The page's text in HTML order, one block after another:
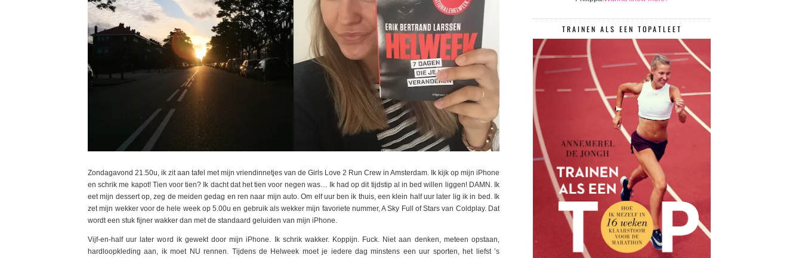
Zondagavond 21.50u, ik zit aan tafel met mijn vriendinnetjes van de Girls Love 2 Run Crew in Amsterdam. Ik kijk op mijn iPhone
en schrik me kapot! Tien voor tien? Ik dacht dat het tien voor negen was… Ik had op dit tijdstip al in bed willen liggen! DAMN. Ik
eet mijn dessert op, zeg de meiden gedag en ren naar mijn auto. Om elf uur ben ik thuis, een klein half uur later lig ik in bed. Ik
zet mijn wekker voor de hele week op 5.00u en gebruik als wekker mijn favoriete nummer, A Sky Full of Stars van Coldplay. Dat
wordt een stuk fijner wakker dan met de standaard geluiden van mijn iPhone.
Vijf-en-half uur later word ik gewekt door mijn iPhone. Ik schrik wakker. Koppijn. Fuck. Niet aan denken, meteen opstaan,
hardloopkleding aan, ik moet NU rennen. Tijdens de Helweek moet je iedere dag minstens een uur sporten, het liefst ’s
TRAINEN ALS EEN TOPATLEET